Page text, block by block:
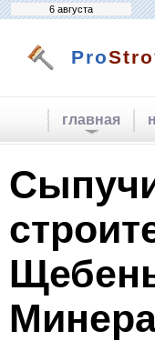
6 августа
Pro
главная